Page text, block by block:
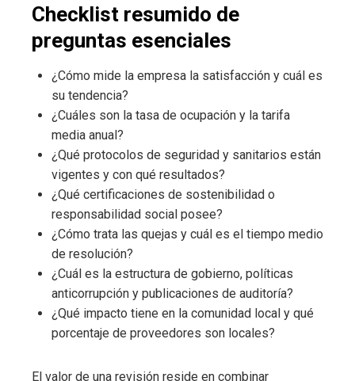
Checklist resumido de
preguntas esenciales
¿Cómo mide la empresa la satisfacción y cuál es
su tendencia?
¿Cuáles son la tasa de ocupación y la tarifa
media anual?
¿Qué protocolos de seguridad y sanitarios están
vigentes y con qué resultados?
¿Qué certificaciones de sostenibilidad o
responsabilidad social posee?
¿Cómo trata las quejas y cuál es el tiempo medio
de resolución?
¿Cuál es la estructura de gobierno, políticas
anticorrupción y publicaciones de auditoría?
¿Qué impacto tiene en la comunidad local y qué
porcentaje de proveedores son locales?
El valor de una revisión reside en combinar